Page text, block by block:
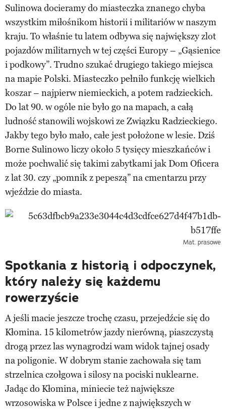
Sulinowa docieramy do miasteczka znanego chyba
wszystkim miłośnikom historii i militariów w naszym
kraju. To właśnie tu latem odbywa się największy zlot
pojazdów militarnych w tej części Europy – „Gąsienice
i podkowy”. Trudno szukać drugiego takiego miejsca
na mapie Polski. Miasteczko pełniło funkcję wielkich
koszar – najpierw niemieckich, a potem radzieckich.
Do lat 90. w ogóle nie było go na mapach, a całą
ludność stanowili wojskowi ze Związku Radzieckiego.
Jakby tego było mało, całe jest położone w lesie. Dziś
Borne Sulinowo liczy około 5 tysięcy mieszkańców i
może pochwalić się takimi zabytkami jak Dom Oficera
z lat 30. czy „pomnik z pepeszą” na cmentarzu przy
wjeździe do miasta.
Mat. prasowe
Spotkania z historią i odpoczynek,
który należy się każdemu
rowerzyście
A jeśli macie jeszcze trochę czasu, przejedźcie się do
Kłomina. 15 kilometrów jazdy nierówną, piaszczystą
drogą przez las wynagrodzi wam widok tajnej osady
na poligonie. W dobrym stanie zachowała się tam
strzelnica czołgowa i silosy na pociski nuklearne.
Jadąc do Kłomina, miniecie też największe
wrzosowiska w Polsce i jedne z największych w